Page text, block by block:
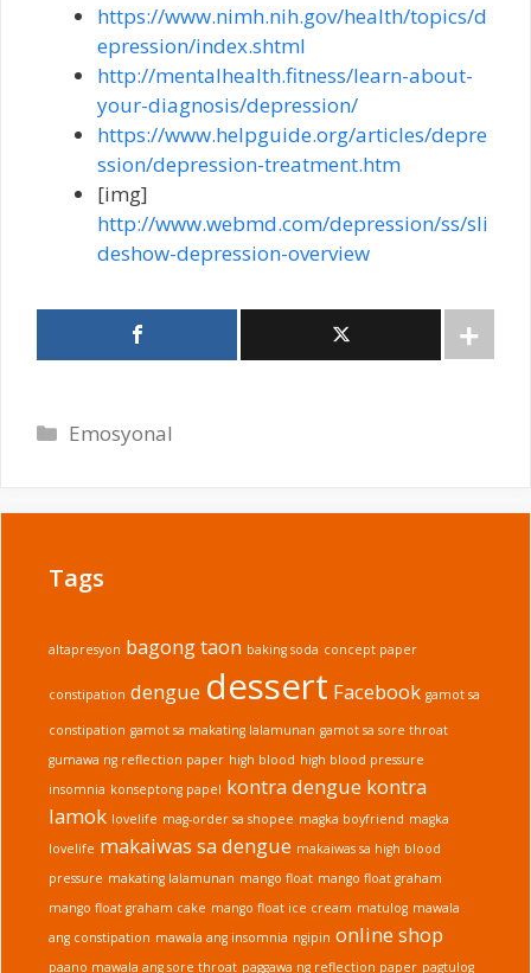
https://www.nimh.nih.gov/health/topics/d
epression/index.shtml
http://mentalhealth.fitness/learn-about-
your-diagnosis/depression/
https://www.helpguide.org/articles/depre
ssion/depression-treatment.htm
[img]
http://www.webmd.com/depression/ss/sli
deshow-depression-overview
Categories
Emosyonal
Tags
altapresyon bagong taon baking soda concept paper
constipation dengue dessert Facebook gamot sa
constipation gamot sa makating lalamunan gamot sa sore throat
gumawa ng reflection paper high blood high blood pressure
insomnia konseptong papel kontra dengue kontra
lamok lovelife mag-order sa shopee magka boyfriend magka
lovelife makaiwas sa dengue makaiwas sa high blood
pressure makating lalamunan mango float mango float graham
mango float graham cake mango float ice cream matulog mawala
ang constipation mawala ang insomnia ngipin online shop
paano mawala ang sore throat paggawa ng reflection paper pagtulog